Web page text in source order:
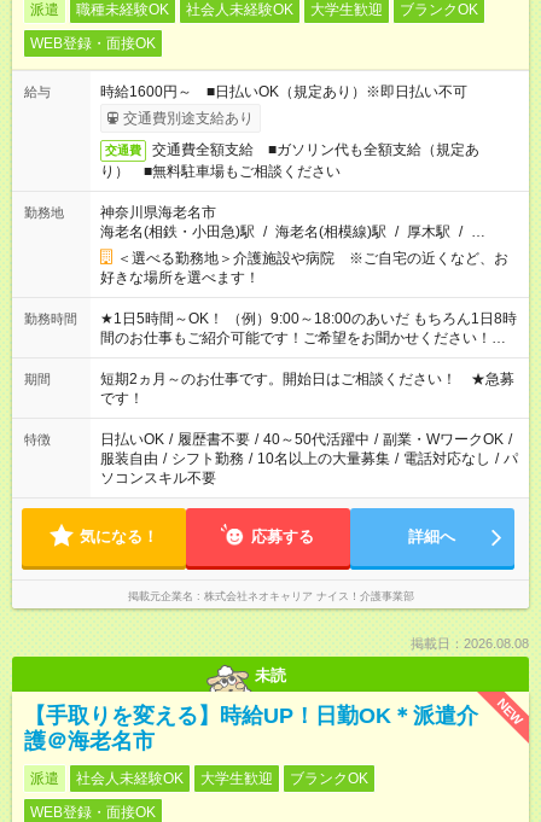
派遣 職種未経験OK 社会人未経験OK 大学生歓迎
ブランクOK
WEB登録・面接OK
給与
時給1600円～ ■日払いOK（規定あり）※即日払い不可
交通費別途支給あり
交通費
交通費全額支給 ■ガソリン代も全額支給（規定あ
り） ■無料駐車場もご相談ください
勤務地
神奈川県海老名市
海老名(相鉄・小田急)駅 / 海老名(相模線)駅 / 厚木駅 / …
＜選べる勤務地＞介護施設や病院 ※ご自宅の近くなど、お
好きな場所を選べます！
勤務時間
★1日5時間～OK！ （例）9:00～18:00のあいだ もちろん1日8時
間のお仕事もご紹介可能です！ご希望をお聞かせください！★家
庭の都合でお休みが必要な場合も遠慮なくご相談ください。 ※
週最低15時間以上の勤務が必要です
期間
短期2ヵ月～のお仕事です。開始日はご相談ください！ ★急募
です！
特徴 日払いOK / 履歴書不要 / 40～50代活躍中 / 副業・WワークOK /
服装自由 / シフト勤務 / 10名以上の大量募集 / 電話対応なし / パ
ソコンスキル不要
気になる！ 応募する 詳細へ
掲載元企業名 株式会社ネオキャリア ナイス！介護事業部
掲載日：2026.08.08
未読
NEW
【手取りを変える】時給UP！日勤OK＊派遣介
護＠海老名市
派遣 社会人未経験OK 大学生歓迎
ブランクOK
WEB登録・面接OK